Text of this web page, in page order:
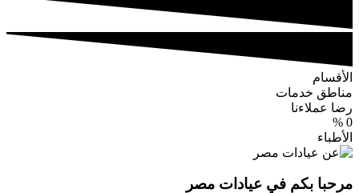
الأقسام
مناطق خدمات
رضا عملاءنا
0
%
الأطباء
مرحبا بكم في عيادات مصر